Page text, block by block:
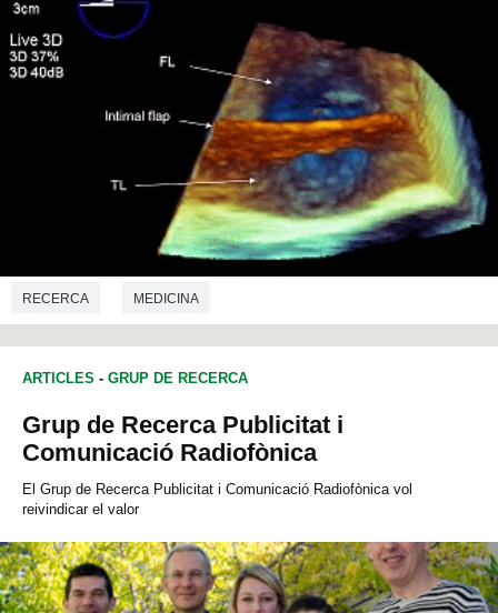
RECERCA MEDICINA
ARTICLES - GRUP DE RECERCA
Grup de Recerca Publicitat i
Comunicació Radiofònica
El Grup de Recerca Publicitat i Comunicació Radiofònica vol
reivindicar el valor